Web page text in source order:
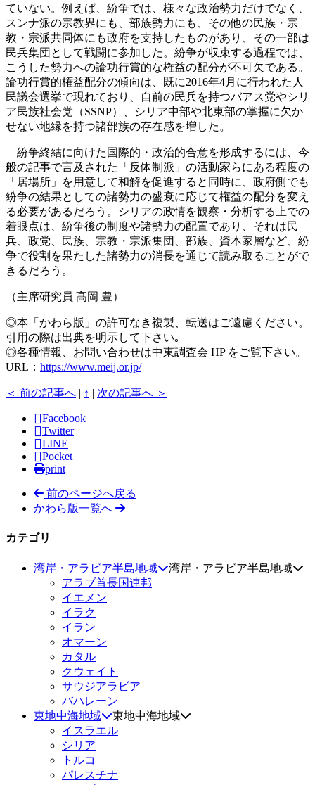
ていない。例えば、紛争では、様々な政治勢力だけでなく、
スンナ派の宗教界にも、部族勢力にも、その他の民族・宗
教・宗派共同体にも政府を支持したものがあり、その一部は
民兵集団として戦闘に参加した。紛争が収束する過程では、
こうした勢力への論功行賞的な権益の配分が不可欠である。
論功行賞的権益配分の傾向は、既に2016年4月に行われた人
民議会選挙で現れており、自前の民兵を持つバアス党やシリ
ア民族社会党（SSNP）、シリア中部や北東部の掌握に欠か
せない地縁を持つ諸部族の存在感を増した。
紛争終結に向けた国際的・政治的合意を形成するには、今
般の記事で言及された「反体制派」の活動家らにある程度の
「居場所」を用意して和解を促進すると同時に、政府側でも
紛争の結果としての諸勢力の盛衰に応じて権益の配分を変え
る必要があるだろう。シリアの政情を観察・分析する上での
着眼点は、紛争後の制度や諸勢力の配置であり、それは民
兵、政党、民族、宗教・宗派集団、部族、資本家層など、紛
争で役割を果たした諸勢力の消長を通じて読み取ることがで
きるだろう。
（主席研究員 髙岡 豊）
◎本「かわら版」の許可なき複製、転送はご遠慮ください。
引用の際は出典を明示して下さい｡
◎各種情報、お問い合わせは中東調査会 HP をご覧下さい。
URL： https://www.meij.or.jp/
＜ 前の記事へ | ↑ | 次の記事へ ＞
Facebook
Twitter
LINE
Pocket
print
前のページへ戻る
かわら版一覧へ
カテゴリ
湾岸・アラビア半島地域
湾岸・アラビア半島地域
アラブ首長国連邦
イエメン
イラク
イラン
オマーン
カタル
クウェイト
サウジアラビア
バハレーン
東地中海地域
東地中海地域
イスラエル
シリア
トルコ
パレスチナ